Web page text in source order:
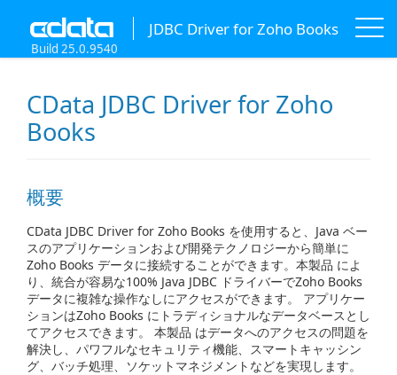
JDBC Driver for Zoho Books
Build 25.0.9540
CData JDBC Driver for Zoho
Books
概要
CData JDBC Driver for Zoho Books を使用すると、Java ベー
スのアプリケーションおよび開発テクノロジーから簡単に
Zoho Books データに接続することができます。本製品 によ
り、統合が容易な100% Java JDBC ドライバーでZoho Books
データに複雑な操作なしにアクセスができます。 アプリケー
ションはZoho Books にトラディショナルなデータベースとし
てアクセスできます。 本製品 はデータへのアクセスの問題を
解決し、パワフルなセキュリティ機能、スマートキャッシン
グ、バッチ処理、ソケットマネジメントなどを実現します。